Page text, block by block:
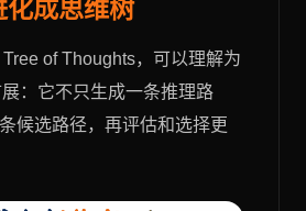
成思维树
of Thoughts，可以理解为
：它不只生成一条推理路
候选路径，再评估和选择更